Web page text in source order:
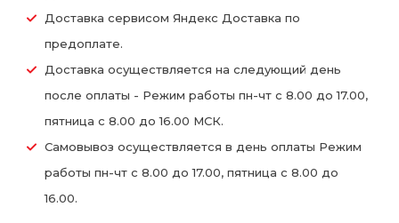
Доставка сервисом Яндекс Доставка по
предоплате.
Доставка осуществляется на следующий день
после оплаты - Режим работы пн-чт с 8.00 до 17.00,
пятница с 8.00 до 16.00 МСК.
Самовывоз осуществляется в день оплаты Режим
работы пн-чт с 8.00 до 17.00, пятница с 8.00 до
16.00.